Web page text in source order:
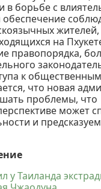
в борьбе с
жителей,
на
правопорядка,
к
что новая
проблемы, что
может
и
у Таиланда